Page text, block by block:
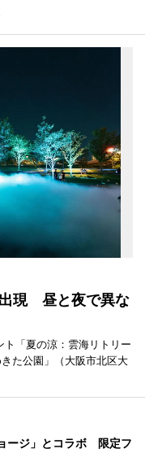
現 昼と夜で異な
ト「夏の涼：雲海リトリー
た公園」（大阪市北区大
ージ」とコラボ 限定フ